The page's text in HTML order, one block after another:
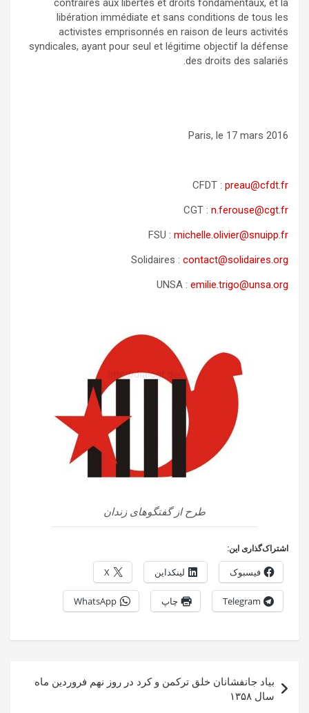
contraires aux libertés et droits fondamentaux, et la
libération immédiate et sans conditions de tous les
activistes emprisonnés en raison de leurs activités
syndicales, ayant pour seul et légitime objectif la défense
des droits des salariés.
Paris, le 17 mars 2016
CFDT : preau@cfdt.fr
CGT : n.ferouse@cgt.fr
FSU : michelle.olivier@snuipp.fr
Solidaires : contact@solidaires.org
UNSA : emilie.trigo@unsa.org
طرح از گفتگوهای زندان
اشتراک‌گذاری این:
فیسبوک لینکداین X
Telegram چاپ WhatsApp
نوشته
بیاد جانفشانان خلق ترکمن و کرد در روز نهم فروردین ماه
سال ۱۳۵۸